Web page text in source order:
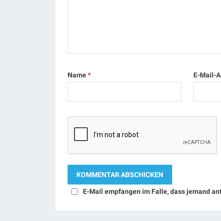
Name* E-Mail-
E-Mail empfangen im Falle, dass jemand